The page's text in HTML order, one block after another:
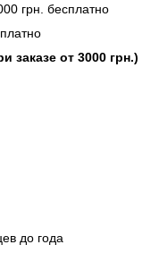
грн. бесплатно
заказе от 3000 грн.)
до года